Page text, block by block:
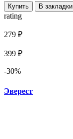
Купить В закладки
rating
279 ₽
399 ₽
-30%
Эверест